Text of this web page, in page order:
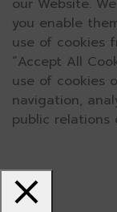
our Website.
you enable
use of cookies
“Accept All
use of cookies
navigation,
public relations